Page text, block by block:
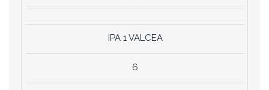
IPA 1 VALCEA
6